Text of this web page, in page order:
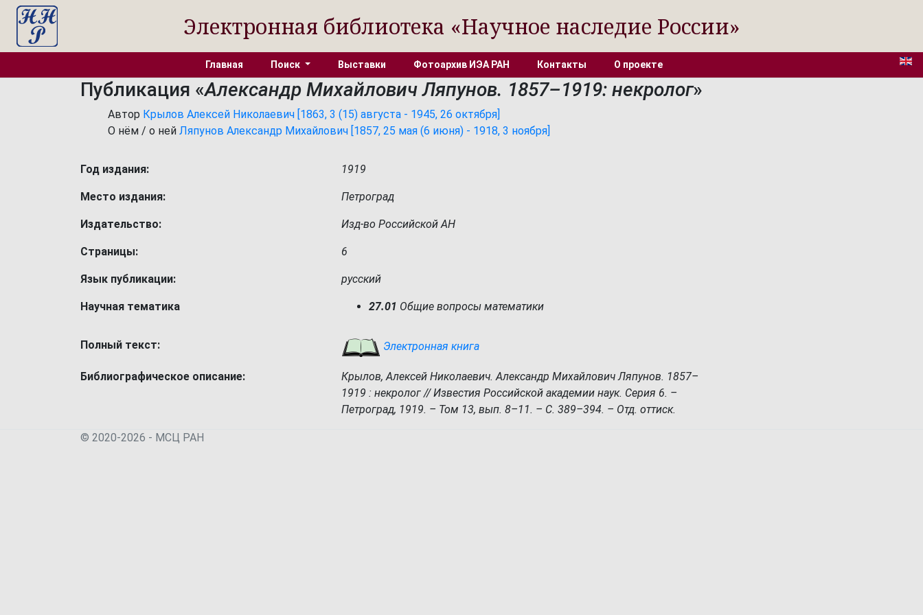
Электронная библиотека «Научное наследие России»
Главная Поиск Выставки Фотоархив ИЭА РАН Контакты О проекте
Публикация «Александр Михайлович Ляпунов. 1857–1919: некролог»
Автор Крылов Алексей Николаевич [1863, 3 (15) августа - 1945, 26 октября]
О нём / о ней Ляпунов Александр Михайлович [1857, 25 мая (6 июня) - 1918, 3 ноября]
Год издания: 1919
Место издания: Петроград
Издательство: Изд-во Российской АН
Страницы: 6
Язык публикации: русский
Научная тематика 27.01 Общие вопросы математики
Полный текст: Электронная книга
Библиографическое описание:
Крылов, Алексей Николаевич. Александр Михайлович Ляпунов. 1857–
1919 : некролог // Известия Российской академии наук. Серия 6. –
Петроград, 1919. – Том 13, вып. 8–11. – С. 389–394. – Отд. оттиск.
© 2020-2026 - МСЦ РАН